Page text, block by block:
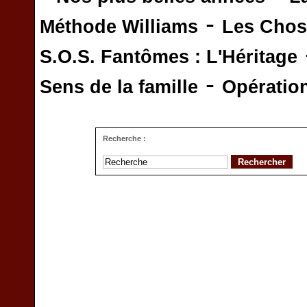
Méthode Williams - Les
S.O.S. Fantômes : L'Héritage
Sens de la famille -
Recherche :